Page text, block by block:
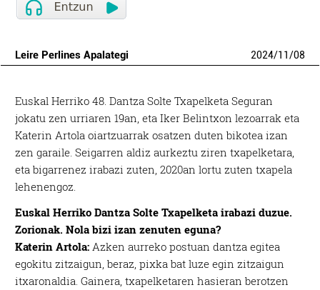
Leire Perlines Apalategi 2024/11/08
Euskal Herriko 48. Dantza Solte Txapelketa Seguran
jokatu zen urriaren 19an, eta Iker Belintxon lezoarrak eta
Katerin Artola oiartzuarrak osatzen duten bikotea izan
zen garaile. Seigarren aldiz aurkeztu ziren txapelketara,
eta bigarrenez irabazi zuten, 2020an lortu zuten txapela
lehenengoz.
Euskal Herriko Dantza Solte Txapelketa irabazi duzue.
Zorionak. Nola bizi izan zenuten eguna?
Katerin Artola:Azken aurreko postuan dantza egitea
egokitu zitzaigun, beraz, pixka bat luze egin zitzaigun
itxaronaldia. Gainera, txapelketaren hasieran berotzen